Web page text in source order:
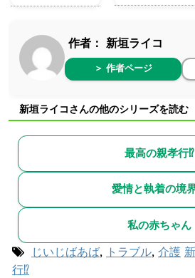
作者： 新垣ライコ
＞ 作者ページ
新垣ライコさんの他のシリーズを読む
最高の親孝行⁉︎
愛情と執着の境
私の赤ちゃん
じいじばあば, トラブル, 介護
行⁉︎